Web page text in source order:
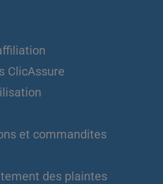
ClicAssure
et commandites
des plaintes